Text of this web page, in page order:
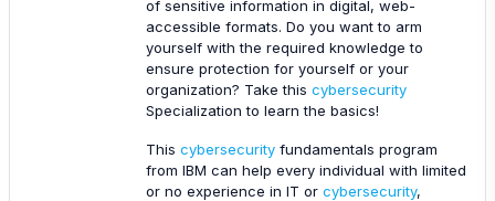
of sensitive information in digital, web-
accessible formats. Do you want to arm
yourself with the required knowledge to
ensure protection for yourself or your
organization? Take this cybersecurity
Specialization to learn the basics!
This cybersecurity fundamentals program
from IBM can help every individual with limited
or no experience in IT or cybersecurity,